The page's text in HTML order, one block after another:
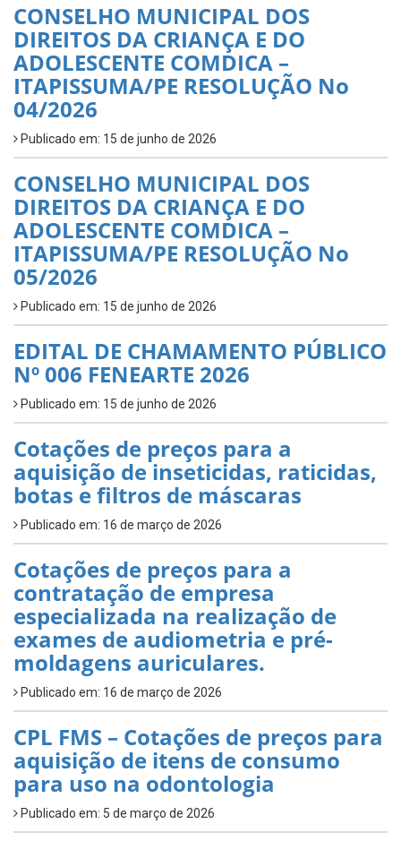
CONSELHO MUNICIPAL DOS
DIREITOS DA CRIANÇA E DO
ADOLESCENTE COMDICA –
ITAPISSUMA/PE RESOLUÇÃO No
04/2026
Publicado em: 15 de junho de 2026
CONSELHO MUNICIPAL DOS
DIREITOS DA CRIANÇA E DO
ADOLESCENTE COMDICA –
ITAPISSUMA/PE RESOLUÇÃO No
05/2026
Publicado em: 15 de junho de 2026
EDITAL DE CHAMAMENTO PÚBLICO
Nº 006 FENEARTE 2026
Publicado em: 15 de junho de 2026
Cotações de preços para a
aquisição de inseticidas, raticidas,
botas e filtros de máscaras
Publicado em: 16 de março de 2026
Cotações de preços para a
contratação de empresa
especializada na realização de
exames de audiometria e pré-
moldagens auriculares.
Publicado em: 16 de março de 2026
CPL FMS – Cotações de preços para
aquisição de itens de consumo
para uso na odontologia
Publicado em: 5 de março de 2026